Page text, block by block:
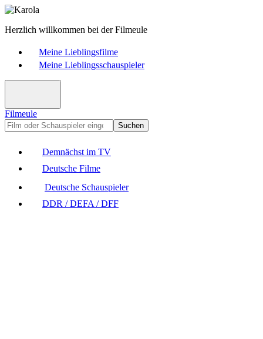
Herzlich willkommen bei der Filmeule
Meine Lieblingsfilme
Meine Lieblingsschauspieler
Filmeule
Suchen
Demnächst im TV
Deutsche Filme
Deutsche Schauspieler
DDR / DEFA / DFF